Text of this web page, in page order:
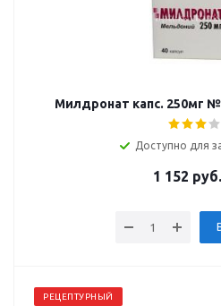
Милдронат капс. 250мг
Доступно для
1 152 руб.
РЕЦЕПТУРНЫЙ